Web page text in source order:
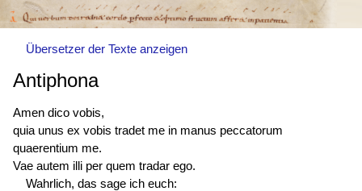
Übersetzer der Texte anzeigen
Antiphona
Amen dico vobis,
quia unus ex vobis tradet me in manus peccatorum
quaerentium me.
Vae autem illi per quem tradar ego.
Wahrlich, das sage ich euch: